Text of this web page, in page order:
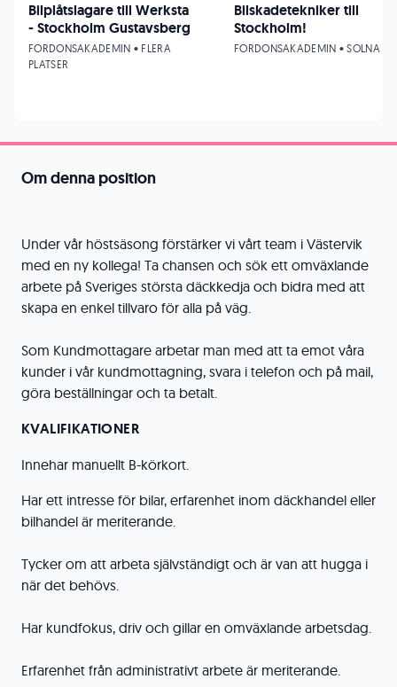
Om denna position
Under vår höstsäsong förstärker vi vårt team i Västervik
med en ny kollega! Ta chansen och sök ett omväxlande
arbete på Sveriges största däckkedja och bidra med att
skapa en enkel tillvaro för alla på väg.
Som Kundmottagare arbetar man med att ta emot våra
kunder i vår kundmottagning, svara i telefon och på mail,
göra beställningar och ta betalt.
KVALIFIKATIONER
Innehar manuellt B-körkort.
Har ett intresse för bilar, erfarenhet inom däckhandel eller
bilhandel är meriterande.
Tycker om att arbeta självständigt och är van att hugga i
när det behövs.
Har kundfokus, driv och gillar en omväxlande arbetsdag.
Erfarenhet från administrativt arbete är meriterande.
Bilplåtslagare till Werksta
- Stockholm Gustavsberg
FORDONSAKADEMIN • FLERA
PLATSER
Bilskadetekniker till
Stockholm!
FORDONSAKADEMIN • SOLNA